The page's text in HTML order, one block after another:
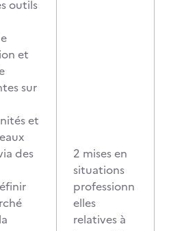
outils
et
sur
et
des
2 mises en
situations
professionn
elles
relatives à